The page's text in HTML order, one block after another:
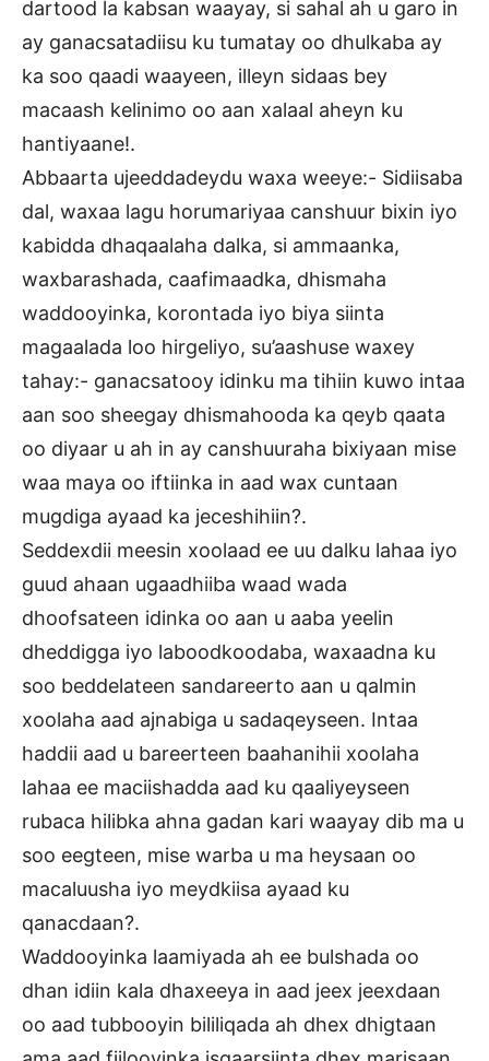
dartood la kabsan waayay, si sahal ah u garo in
ay ganacsatadiisu ku tumatay oo dhulkaba ay
ka soo qaadi waayeen, illeyn sidaas bey
macaash kelinimo oo aan xalaal aheyn ku
hantiyaane!.
Abbaarta ujeeddadeydu waxa weeye:- Sidiisaba
dal, waxaa lagu horumariyaa canshuur bixin iyo
kabidda dhaqaalaha dalka, si ammaanka,
waxbarashada, caafimaadka, dhismaha
waddooyinka, korontada iyo biya siinta
magaalada loo hirgeliyo, su’aashuse waxey
tahay:- ganacsatooy idinku ma tihiin kuwo intaa
aan soo sheegay dhismahooda ka qeyb qaata
oo diyaar u ah in ay canshuuraha bixiyaan mise
waa maya oo iftiinka in aad wax cuntaan
mugdiga ayaad ka jeceshihiin?.
Seddexdii meesin xoolaad ee uu dalku lahaa iyo
guud ahaan ugaadhiiba waad wada
dhoofsateen idinka oo aan u aaba yeelin
dheddigga iyo laboodkoodaba, waxaadna ku
soo beddelateen sandareerto aan u qalmin
xoolaha aad ajnabiga u sadaqeyseen. Intaa
haddii aad u bareerteen baahanihii xoolaha
lahaa ee maciishadda aad ku qaaliyeyseen
rubaca hilibka ahna gadan kari waayay dib ma u
soo eegteen, mise warba u ma heysaan oo
macaluusha iyo meydkiisa ayaad ku
qanacdaan?.
Waddooyinka laamiyada ah ee bulshada oo
dhan idiin kala dhaxeeya in aad jeex jeexdaan
oo aad tubbooyin bililiqada ah dhex dhigtaan